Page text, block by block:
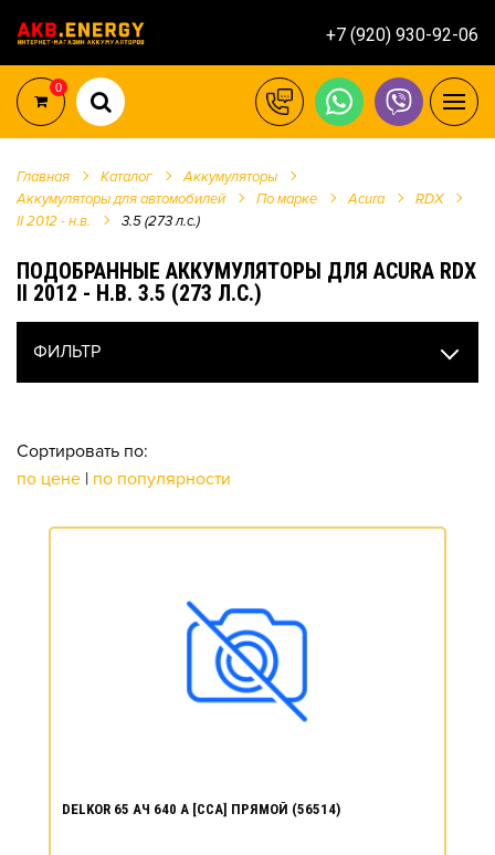
+7 (920) 930-92-06
0
Главная Каталог
Аккумуляторы
Аккумуляторы для автомобилей
По марке Acura
RDX
II 2012 - н.в.
3.5 (273 л.с.)
ПОДОБРАННЫЕ АККУМУЛЯТОРЫ ДЛЯ ACURA RDX
II 2012 - Н.В. 3.5 (273 Л.С.)
ФИЛЬТР
Сортировать по:
по цене | по популярности
DELKOR 65 АЧ 640 А [CCA] ПРЯМОЙ (56514)